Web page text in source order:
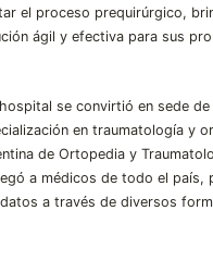
el proceso prequirúrgico,
ágil y efectiva para sus
se convirtió en sede de
en traumatología y
de Ortopedia y
a médicos de todo el país,
a través de diversos